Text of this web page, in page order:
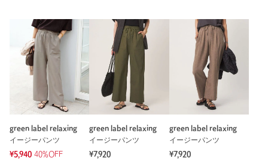
green label relaxing
イージーパンツ
¥5,940 40%OFF
green label relaxing
イージーパンツ
¥7,920
green label relaxing
イージーパンツ
¥7,920